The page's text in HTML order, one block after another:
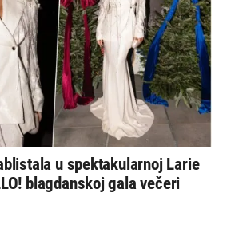
u spektakularnoj Larie
blagdanskoj gala večeri